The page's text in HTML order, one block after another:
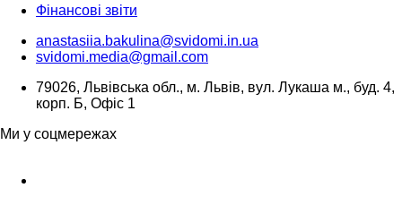
Фінансові звіти
anastasiia.bakulina@svidomi.in.ua
svidomi.media@gmail.com
79026, Львівська обл., м. Львів, вул. Лукаша м., буд. 4,
корп. Б, Офіс 1
Ми у соцмережах